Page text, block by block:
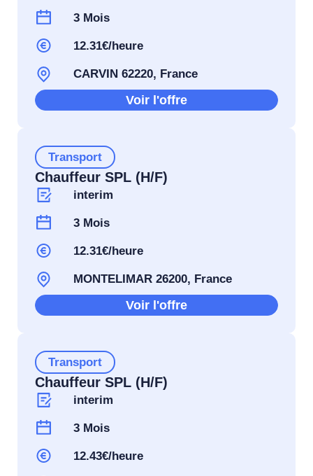
3 Mois
12.31€/heure
CARVIN 62220, France
Voir l'offre
Transport
Chauffeur SPL (H/F)
interim
3 Mois
12.31€/heure
MONTELIMAR 26200, France
Voir l'offre
Transport
Chauffeur SPL (H/F)
interim
3 Mois
12.43€/heure